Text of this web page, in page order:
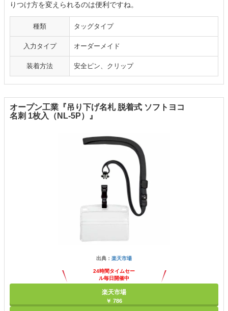
りつけ方を変えられるのは便利ですね。
種類 タッグタイプ
入力タイプ オーダーメイド
装着方法 安全ピン、クリップ
オープン工業『吊り下げ名札 脱着式 ソフトヨコ
名刺 1枚入（NL-5P）』
出典： 楽天市場
24時間タイムセー
ル毎日開催中
楽天市場
￥ 786